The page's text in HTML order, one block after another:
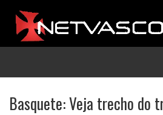
Basquete: Veja trecho do